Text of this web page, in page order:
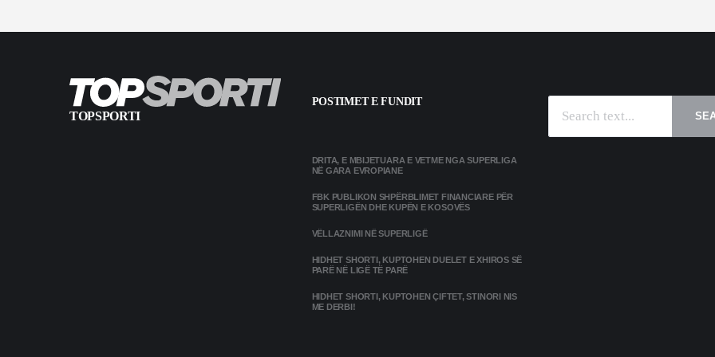
TOPSPORTI
POSTIMET E FUNDIT
DRITA, E MBIJETUARA E VETME NGA SUPERLIGA
NË GARA EVROPIANE
FBK PUBLIKON SHPËRBLIMET FINANCIARE PËR
SUPERLIGËN DHE KUPËN E KOSOVËS
VËLLAZNIMI NË SUPERLIGË
HIDHET SHORTI, KUPTOHEN DUELET E XHIROS SË
PARË NË LIGË TË PARË
HIDHET SHORTI, KUPTOHEN ÇIFTET, STINORI NIS
ME DERBI!